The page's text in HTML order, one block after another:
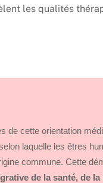
les qualités
de cette orientation
laquelle les êtres
commune. Cette
de la santé, de